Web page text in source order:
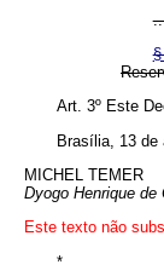
Art. 3º Este
Brasília, 13 de
MICHEL TEMER
Dyogo Henrique de
Este texto não
*